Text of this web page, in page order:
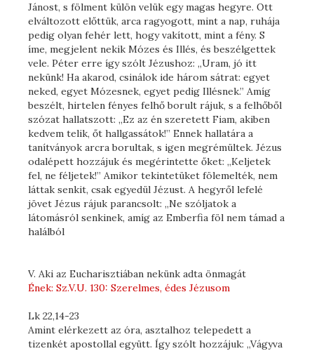
Jánost, s fölment külön velük egy magas hegyre. Ott
elváltozott előttük, arca ragyogott, mint a nap, ruhája
pedig olyan fehér lett, hogy vakított, mint a fény. S
íme, megjelent nekik Mózes és Illés, és beszélgettek
vele. Péter erre így szólt Jézushoz: „Uram, jó itt
nekünk! Ha akarod, csinálok ide három sátrat: egyet
neked, egyet Mózesnek, egyet pedig Illésnek.” Amíg
beszélt, hirtelen fényes felhő borult rájuk, s a felhőből
szózat hallatszott: „Ez az én szeretett Fiam, akiben
kedvem telik, őt hallgassátok!” Ennek hallatára a
tanítványok arcra borultak, s igen megrémültek. Jézus
odalépett hozzájuk és megérintette őket: „Keljetek
fel, ne féljetek!” Amikor tekintetüket fölemelték, nem
láttak senkit, csak egyedül Jézust. A hegyről lefelé
jövet Jézus rájuk parancsolt: „Ne szóljatok a
látomásról senkinek, amíg az Emberfia föl nem támad a
halálból
V. Aki az Eucharisztiában nekünk adta önmagát
Ének: Sz.V.U. 130: Szerelmes, édes Jézusom
Lk 22,14-23
Amint elérkezett az óra, asztalhoz telepedett a
tizenkét apostollal együtt. Így szólt hozzájuk: „Vágyva